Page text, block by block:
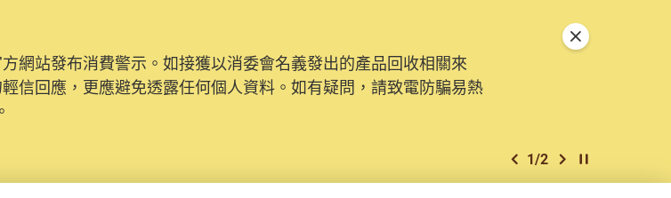
網站發布消費警示。如接獲以消委會名義發出的產品回收相關來
信回應，更應避免透露任何個人資料。如有疑問，請致電防騙易熱
上一個
1/2 下一個開始/暫停幻燈
關閉特別通告